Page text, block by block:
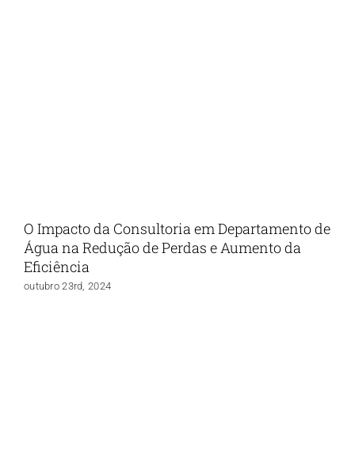
O Impacto da Consultoria em Departamento de
Água na Redução de Perdas e Aumento da
Eficiência
outubro 23rd, 2024